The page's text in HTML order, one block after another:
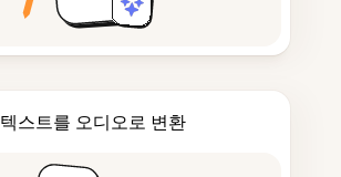
텍스트를 오디오로 변환